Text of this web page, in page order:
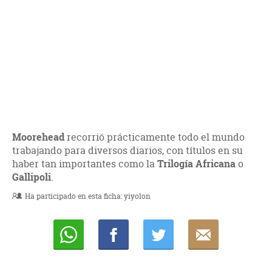
Mooreheadrecorrió prácticamente todo el mundo
trabajando para diversos diarios, con títulos en su
haber tan importantes como laTrilogía Africanao
Gallipoli.
Ha participado en esta ficha:yiyolon